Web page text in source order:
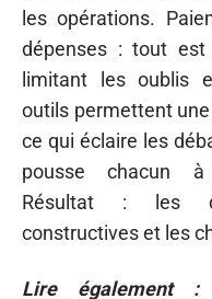
les opérations.
dépenses : tout est
limitant les oublis
outils permettent
ce qui éclaire les
pousse chacun à
Résultat : les
constructives et les
Lire également :